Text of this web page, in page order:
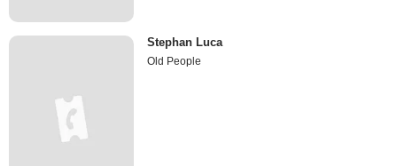
Stephan Luca
Old People